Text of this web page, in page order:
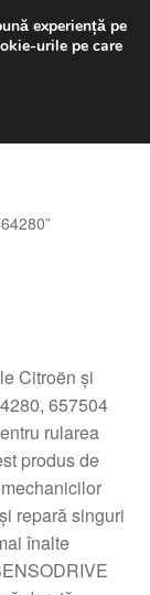
Citroën și
657504
rularea
produs de
repară singuri
înalte
experiență pe
urile pe care